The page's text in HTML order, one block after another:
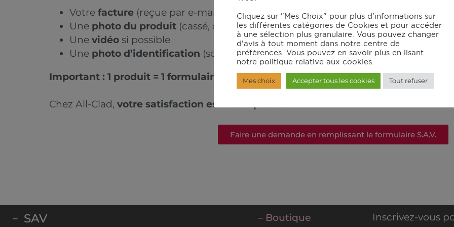
Votre facture (reçue par e-mail lors de l’expédition)
Une photo du produit (cassé, défectueux ou abîmé)
Une vidéo si possible
Une photo d’identification (sous le pied gauche du grill ou sous le robot)
Important : 1 produit = 1 formulaire
Chez All-Clad, votre satisfaction est notre priorité
Faire une demande en remplissant le formulaire S.A.V.
– SAV
– Boutique
Inscrivez-vous
Cliquez sur "Mes Choix" pour plus d'informations sur
les différentes catégories de Cookies et pour accéder
à une sélection plus granulaire. Vous pouvez changer
d'avis à tout moment dans notre centre de
préférences. Vous pouvez en savoir plus en lisant
notre politique relative aux cookies.
Mes choix Accepter tous les cookies Tout refuser